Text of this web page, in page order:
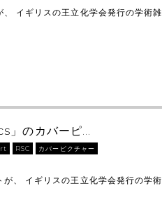
イギリスの王立化学会発行の学術雑
のカバーピ…
RSC
カバーピクチャー
、 イギリスの王立化学会発行の学術